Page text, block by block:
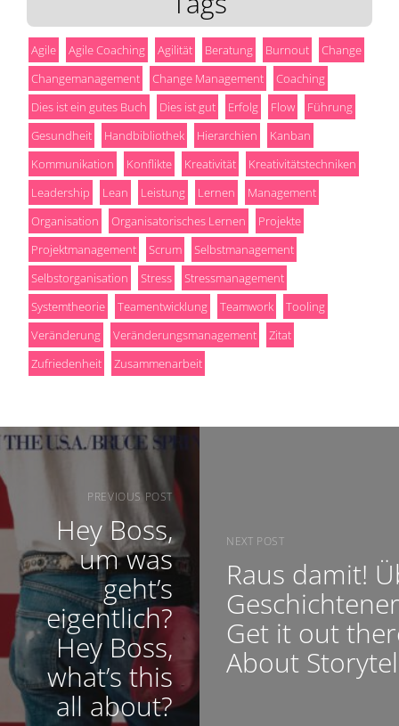
Agile Agile Coaching Agilität Beratung Burnout
Change
Changemanagement
Change Management
Coaching
Dies ist ein gutes Buch
Dies ist gut Erfolg Flow
Führung
Gesundheit
Handbibliothek Hierarchien
Kanban
Kommunikation
Konflikte Kreativität
Kreativitätstechniken
Leadership
Lean Leistung Lernen
Management
Organisation
Organisatorisches Lernen
Projekte
Projektmanagement
Scrum
Selbstmanagement
Selbstorganisation
Stress
Stressmanagement
Systemtheorie
Teamentwicklung Teamwork
Tooling
Veränderung
Veränderungsmanagement
Zitat
Zufriedenheit
Zusammenarbeit
PREVIOUS POST
Hey Boss,
um was
geht’s
eigentlich?
Hey Boss,
what’s this
all about?
NEXT POST
Raus damit!
Get it out
About